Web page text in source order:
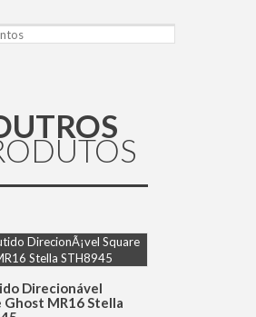
DETALHES
Direcionável
Ghost MR16 Stella